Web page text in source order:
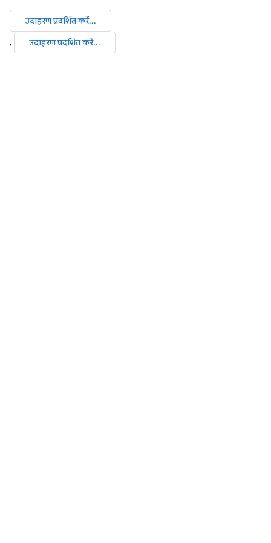
उदाहरण प्रदर्शित करें...
, उदाहरण प्रदर्शित करें...